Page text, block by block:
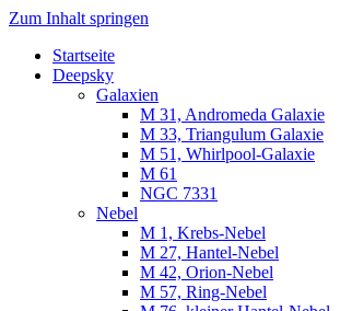
Zum Inhalt springen
Luvima – Astrofotografie
Astrofotografie in Norddeutschland
Startseite
Deepsky
Galaxien
M 31, Andromeda Galaxie
M 33, Triangulum Galaxie
M 51, Whirlpool-Galaxie
M 61
NGC 7331
Nebel
M 1, Krebs-Nebel
M 27, Hantel-Nebel
M 42, Orion-Nebel
M 57, Ring-Nebel